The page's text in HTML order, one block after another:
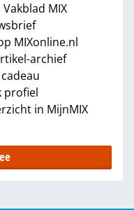
MIX
MIXonline.nl
archief
profiel
in MijnMIX